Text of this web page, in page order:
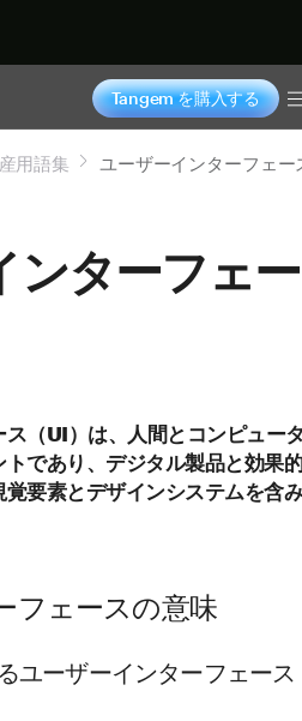
Tangem を購入する
用語集 ユーザーインターフェー
ンターフェー
（UI）は、人間とコンピュー
であり、デジタル製品と効果的
要素とデザインシステムを含み
フェースの意味
ユーザーインターフェース